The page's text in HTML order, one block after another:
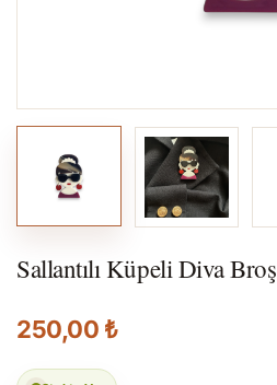
Sallantılı Küpeli Diva Broş
250,00 ₺